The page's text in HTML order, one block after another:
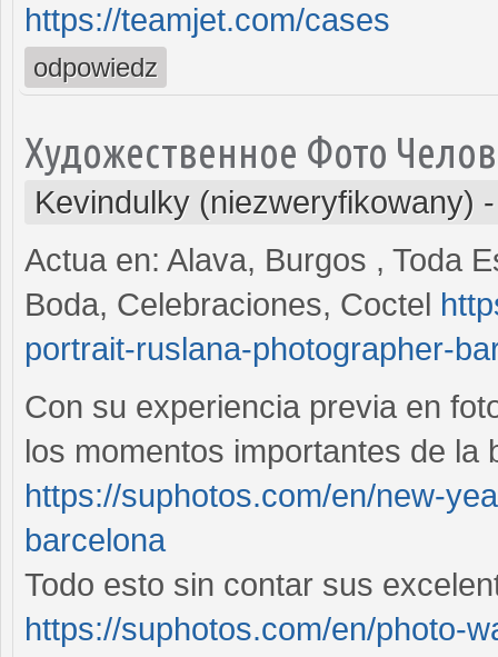
https://teamjet.com/cases
odpowiedz
Художественное Фото
Kevindulky (niezweryfikowany)
Actua en: Alava, Burgos , Toda
Boda, Celebraciones, Coctel
portrait-ruslana-photographer-
Con su experiencia previa en
los momentos importantes de
https://suphotos.com/en/new-
barcelona
Todo esto sin contar sus
https://suphotos.com/en/photo-